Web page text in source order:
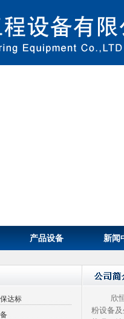
产品设备 新闻
达标
欣恒（
粉设备